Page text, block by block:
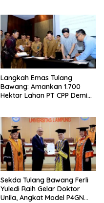
Langkah Emas Tulang
Bawang: Amankan 1.700
Hektar Lahan PT CPP Demi
Sekda Tulang Bawang Ferli
Yuledi Raih Gelar Doktor
Unila, Angkat Model P4GN